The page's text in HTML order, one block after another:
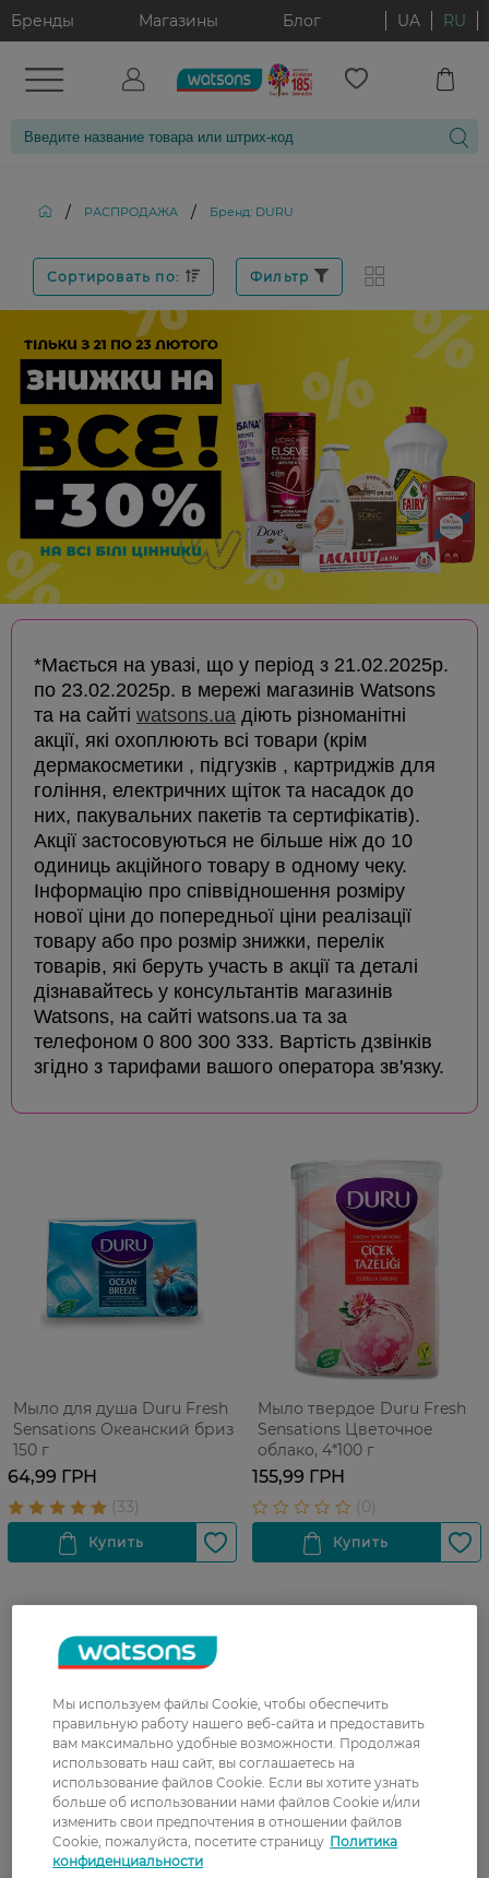
Бренды Магазины Блог UA RU
/ РАСПРОДАЖА / Бренд: DURU
Сортировать по: Фильтр
*Мається на увазі, що у період з 21.02.2025р.
по 23.02.2025р. в мережі магазинів Watsons
та на сайті watsons.ua діють різноманітні
акції, які охоплюють всі товари (крім
дермакосметики , підгузків , картриджів для
гоління, електричних щіток та насадок до
них, пакувальних пакетів та сертифікатів).
Акції застосовуються не більше ніж до 10
одиниць акційного товару в одному чеку.
Інформацію про співвідношення розміру
нової ціни до попередньої ціни реалізації
товару або про розмір знижки, перелік
товарів, які беруть участь в акції та деталі
дізнавайтесь у консультантів магазинів
Watsons, на сайті watsons.ua та за
телефоном 0 800 300 333. Вартість дзвінків
згідно з тарифами вашого оператора зв'язку.
Мыло для душа Duru Fresh
Sensations Океанский бриз
150 г
64,99 ГРН
Мыло твердое Duru Fresh
Sensations Цветочное
облако, 4*100 г
155,99 ГРН
Мыло жесткое Duru Fresh
Мы используем файлы Cookie, чтобы обеспечить
правильную работу нашего веб-сайта и предоставить
вам максимально удобные возможности. Продолжая
использовать наш сайт, вы соглашаетесь на
использование файлов Cookie. Если вы хотите узнать
больше об использовании нами файлов Cookie и/или
изменить свои предпочтения в отношении файлов
Cookie, пожалуйста, посетите страницу Политика
конфиденциальности